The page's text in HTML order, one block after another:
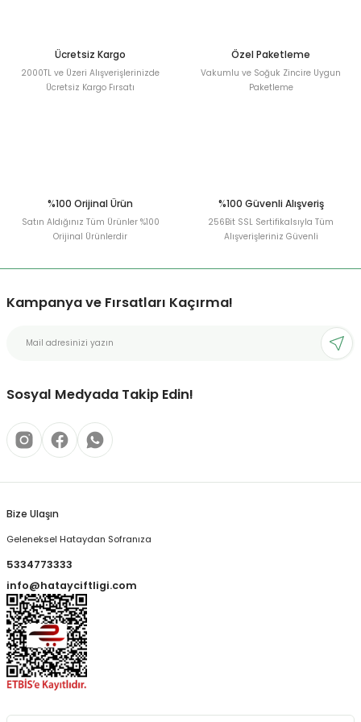
Ücretsiz Kargo
2000TL ve Üzeri Alışverişlerinizde
Ücretsiz Kargo Fırsatı
Özel Paketleme
Vakumlu ve Soğuk Zincire Uygun
Paketleme
%100 Orijinal Ürün
Satın Aldığınız Tüm Ürünler %100
Orijinal Ürünlerdir
%100 Güvenli Alışveriş
256Bit SSL Sertifikalsıyla Tüm
Alışverişleriniz Güvenli
Kampanya ve Fırsatları Kaçırma!
Sosyal Medyada Takip Edin!
Bize Ulaşın
Geleneksel Hataydan Sofranıza
5334773333
info@hatayciftligi.com